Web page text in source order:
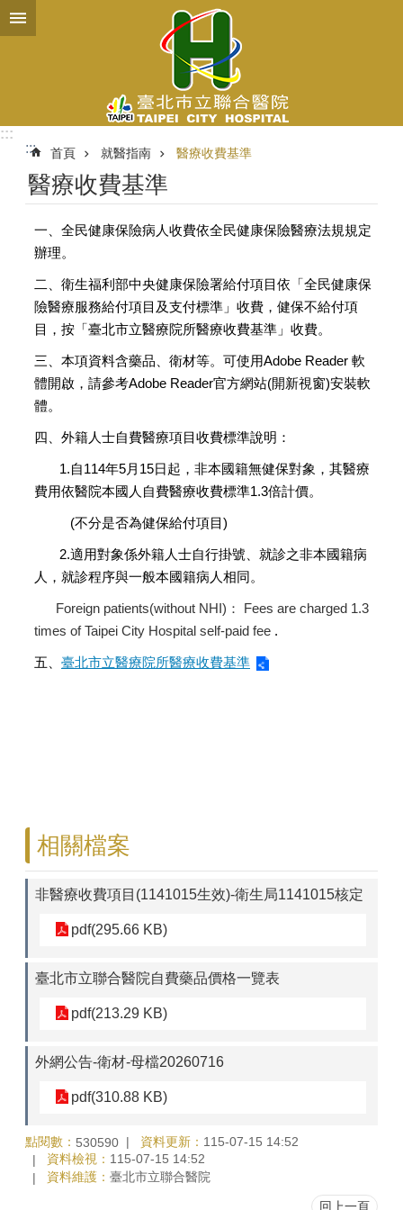
跳到主要內容區塊
:::
:::
首頁 就醫指南 醫療收費基準
醫療收費基準
一、全民健康保險病人收費依全民健康保險醫療法規規定
辦理。
二、衛生福利部中央健康保險署給付項目依「全民健康保
險醫療服務給付項目及支付標準」收費，健保不給付項
目，按「臺北市立醫療院所醫療收費基準」收費。
三、本項資料含藥品、衛材等。可使用Adobe Reader 軟
體開啟，請參考Adobe Reader官方網站(開新視窗)安裝軟
體。
四、外籍人士自費醫療項目收費標準說明：
1.自114年5月15日起，非本國籍無健保對象，其醫療
費用依醫院本國人自費醫療收費標準1.3倍計價。
(不分是否為健保給付項目)
2.適用對象係外籍人士自行掛號、就診之非本國籍病
人，就診程序與一般本國籍病人相同。
Foreign patients(without NHI)： Fees are charged 1.3
times of Taipei City Hospital self-paid fee .
五、 臺北市立醫療院所醫療收費基準
相關檔案
非醫療收費項目(1141015生效)-衛生局1141015核定
pdf(295.66 KB)
臺北市立聯合醫院自費藥品價格一覽表
pdf(213.29 KB)
外網公告-衛材-母檔20260716
pdf(310.88 KB)
點閱數： 530590 資料更新： 115-07-15 14:52
資料檢視： 115-07-15 14:52
資料維護： 臺北市立聯合醫院
回上一頁